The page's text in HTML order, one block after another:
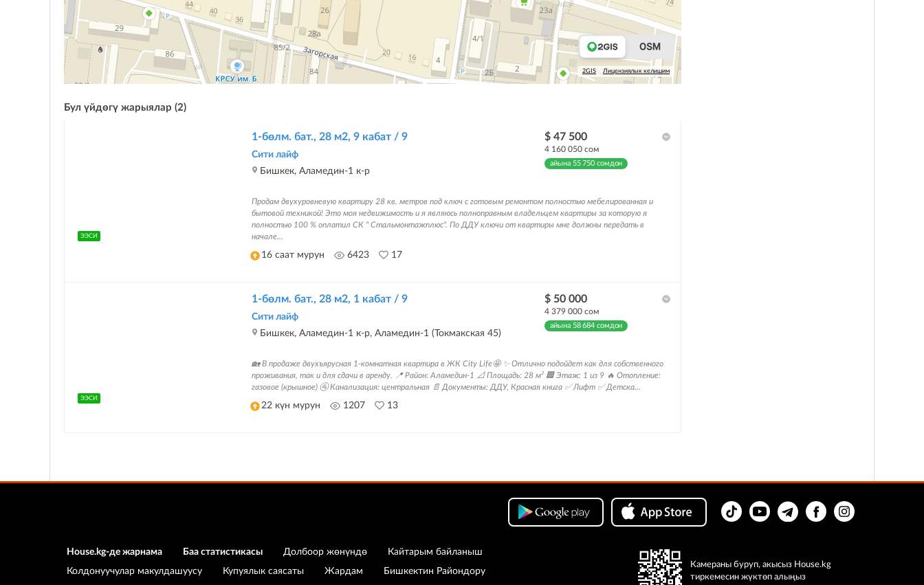
2GIS Лицензиялык келишим
Бул үйдөгү жарыялар (2)
ЭЭСИ
1-бөлм. бат., 28 м2, 9 кабат / 9
Сити лайф
Бишкек, Аламедин-1 к-р
$ 47 500
4 160 050 сом
айына 55 750 сомдон
Продам двухуровневую квартиру 28 кв. метров под ключ с готовым ремонтом полностью мебелированная и
бытовой техникой! Это моя недвижимость и я являюсь полноправным владельцем квартиры за которую я
полностью 100 % оплатил СК " Стальмонтажплюс". По ДДУ ключи от квартиры мне должны передать в
начале...
16 саат мурун 6423 17
ЭЭСИ
1-бөлм. бат., 28 м2, 1 кабат / 9
Сити лайф
Бишкек, Аламедин-1 к-р, Аламедин-1 (Токмакская 45)
$ 50 000
4 379 000 сом
айына 58 684 сомдон
🏡 В продаже двухъярусная 1-комнатная квартира в ЖК City Life🤩 ✨ Отлично подойдет как для собственного
проживания, так и для сдачи в аренду. 📍 Район: Аламедин-1 📐 Площадь: 28 м² 🏢 Этаж: 1 из 9 🔥 Отопление:
газовое (крышное) 🚰 Канализация: центральная 📄 Документы: ДДУ, Красная книга ✅ Лифт ✅ Детска...
22 күн мурун 1207 13
House.kg-де жарнама Баа статистикасы Долбоор жөнүндө
Кайтарым байланыш
Колдонуучулар макулдашуусу
Купуялык саясаты Жардам Бишкектин Райондору
Камераны буруп, акысыз House.kg
тиркемесин жүктөп алыңыз